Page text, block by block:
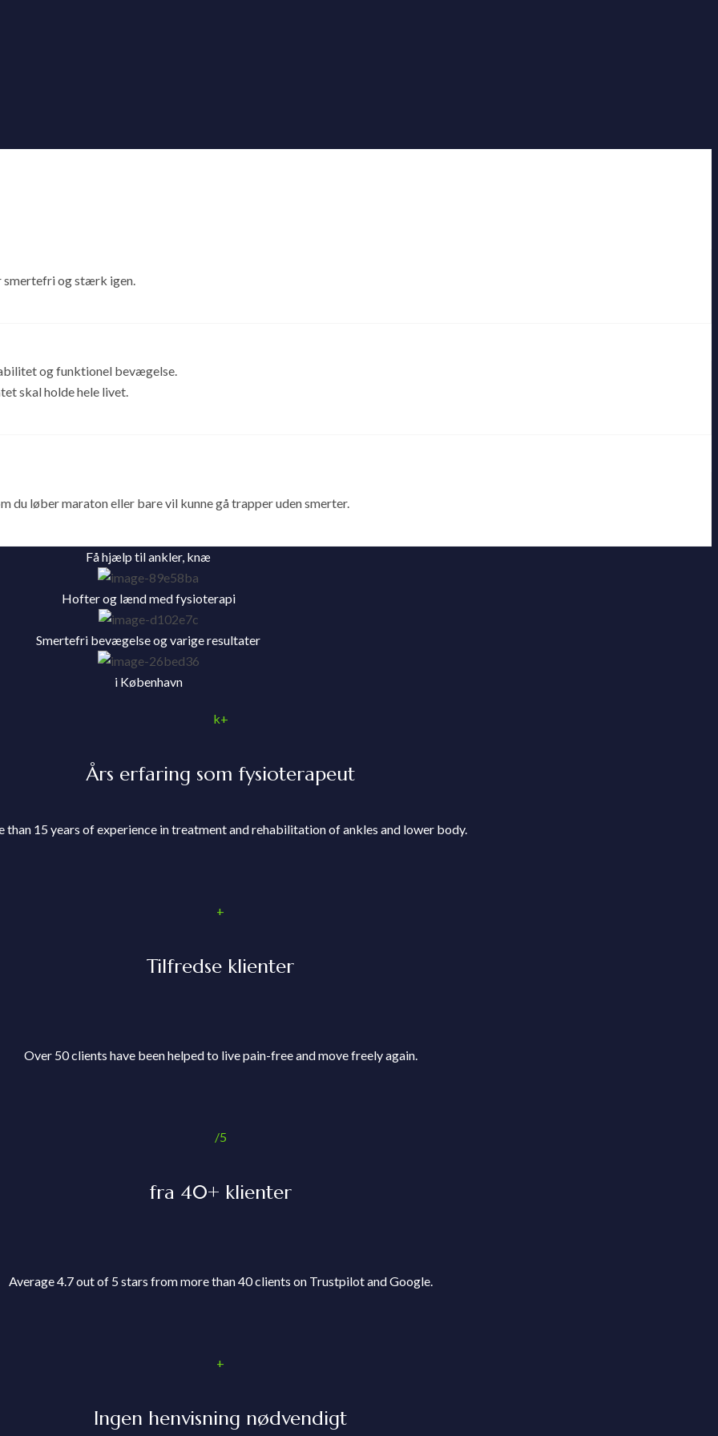
smertefri og stærk igen.
og funktionel bevægelse.
skal holde hele livet.
du løber maraton eller bare vil kunne gå trapper uden smerter.
Få hjælp til ankler, knæ
Hofter og lænd med fysioterapi
Smertefri bevægelse og varige resultater
i København
k+
Års erfaring som fysioterapeut
than 15 years of experience in treatment and rehabilitation of ankles and lower body.
+
Tilfredse klienter
Over 50 clients have been helped to live pain-free and move freely again.
/5
fra 40+ klienter
Average 4.7 out of 5 stars from more than 40 clients on Trustpilot and Google.
+
Ingen henvisning nødvendigt